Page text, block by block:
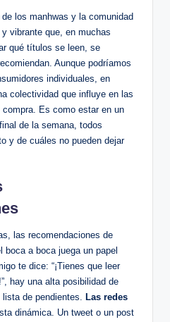
los manhwas y la comunidad
vibrante ⁣que, en muchas
qué títulos se leen,‌ se
‍Aunque podríamos
individuales, en
colectividad que⁢ influye‍ en las
Es como⁢ estar en un
de⁤ la semana, todos
y de cuáles no pueden dejar
las recomendaciones de
‍a boca juega un‍ papel
te dice: “¡Tienes que leer
hay una ⁢alta posibilidad de
de pendientes. Las redes
dinámica. Un ‌tweet o un post